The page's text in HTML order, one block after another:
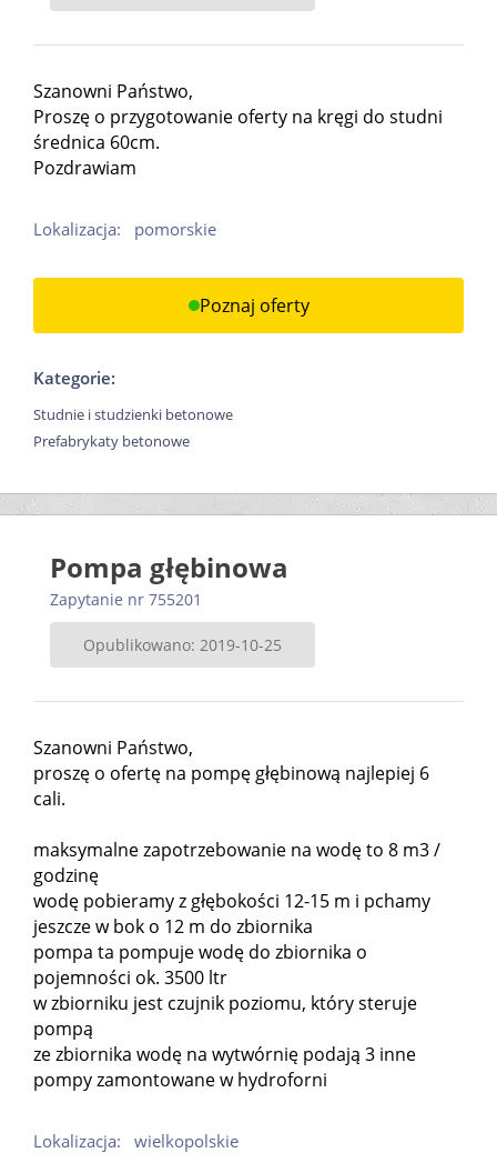
Szanowni Państwo,
Proszę o przygotowanie oferty na kręgi do studni
średnica 60cm.
Pozdrawiam
Lokalizacja: pomorskie
Poznaj oferty
Kategorie:
Studnie i studzienki betonowe
Prefabrykaty betonowe
Pompa głębinowa
Zapytanie nr 755201
Opublikowano: 2019-10-25
Szanowni Państwo,
proszę o ofertę na pompę głębinową najlepiej 6
cali.
maksymalne zapotrzebowanie na wodę to 8 m3 /
godzinę
wodę pobieramy z głębokości 12-15 m i pchamy
jeszcze w bok o 12 m do zbiornika
pompa ta pompuje wodę do zbiornika o
pojemności ok. 3500 ltr
w zbiorniku jest czujnik poziomu, który steruje
pompą
ze zbiornika wodę na wytwórnię podają 3 inne
pompy zamontowane w hydroforni
Lokalizacja: wielkopolskie